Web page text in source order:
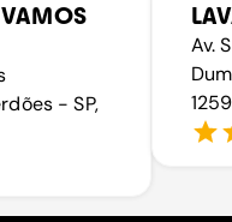
- SP,
Av.